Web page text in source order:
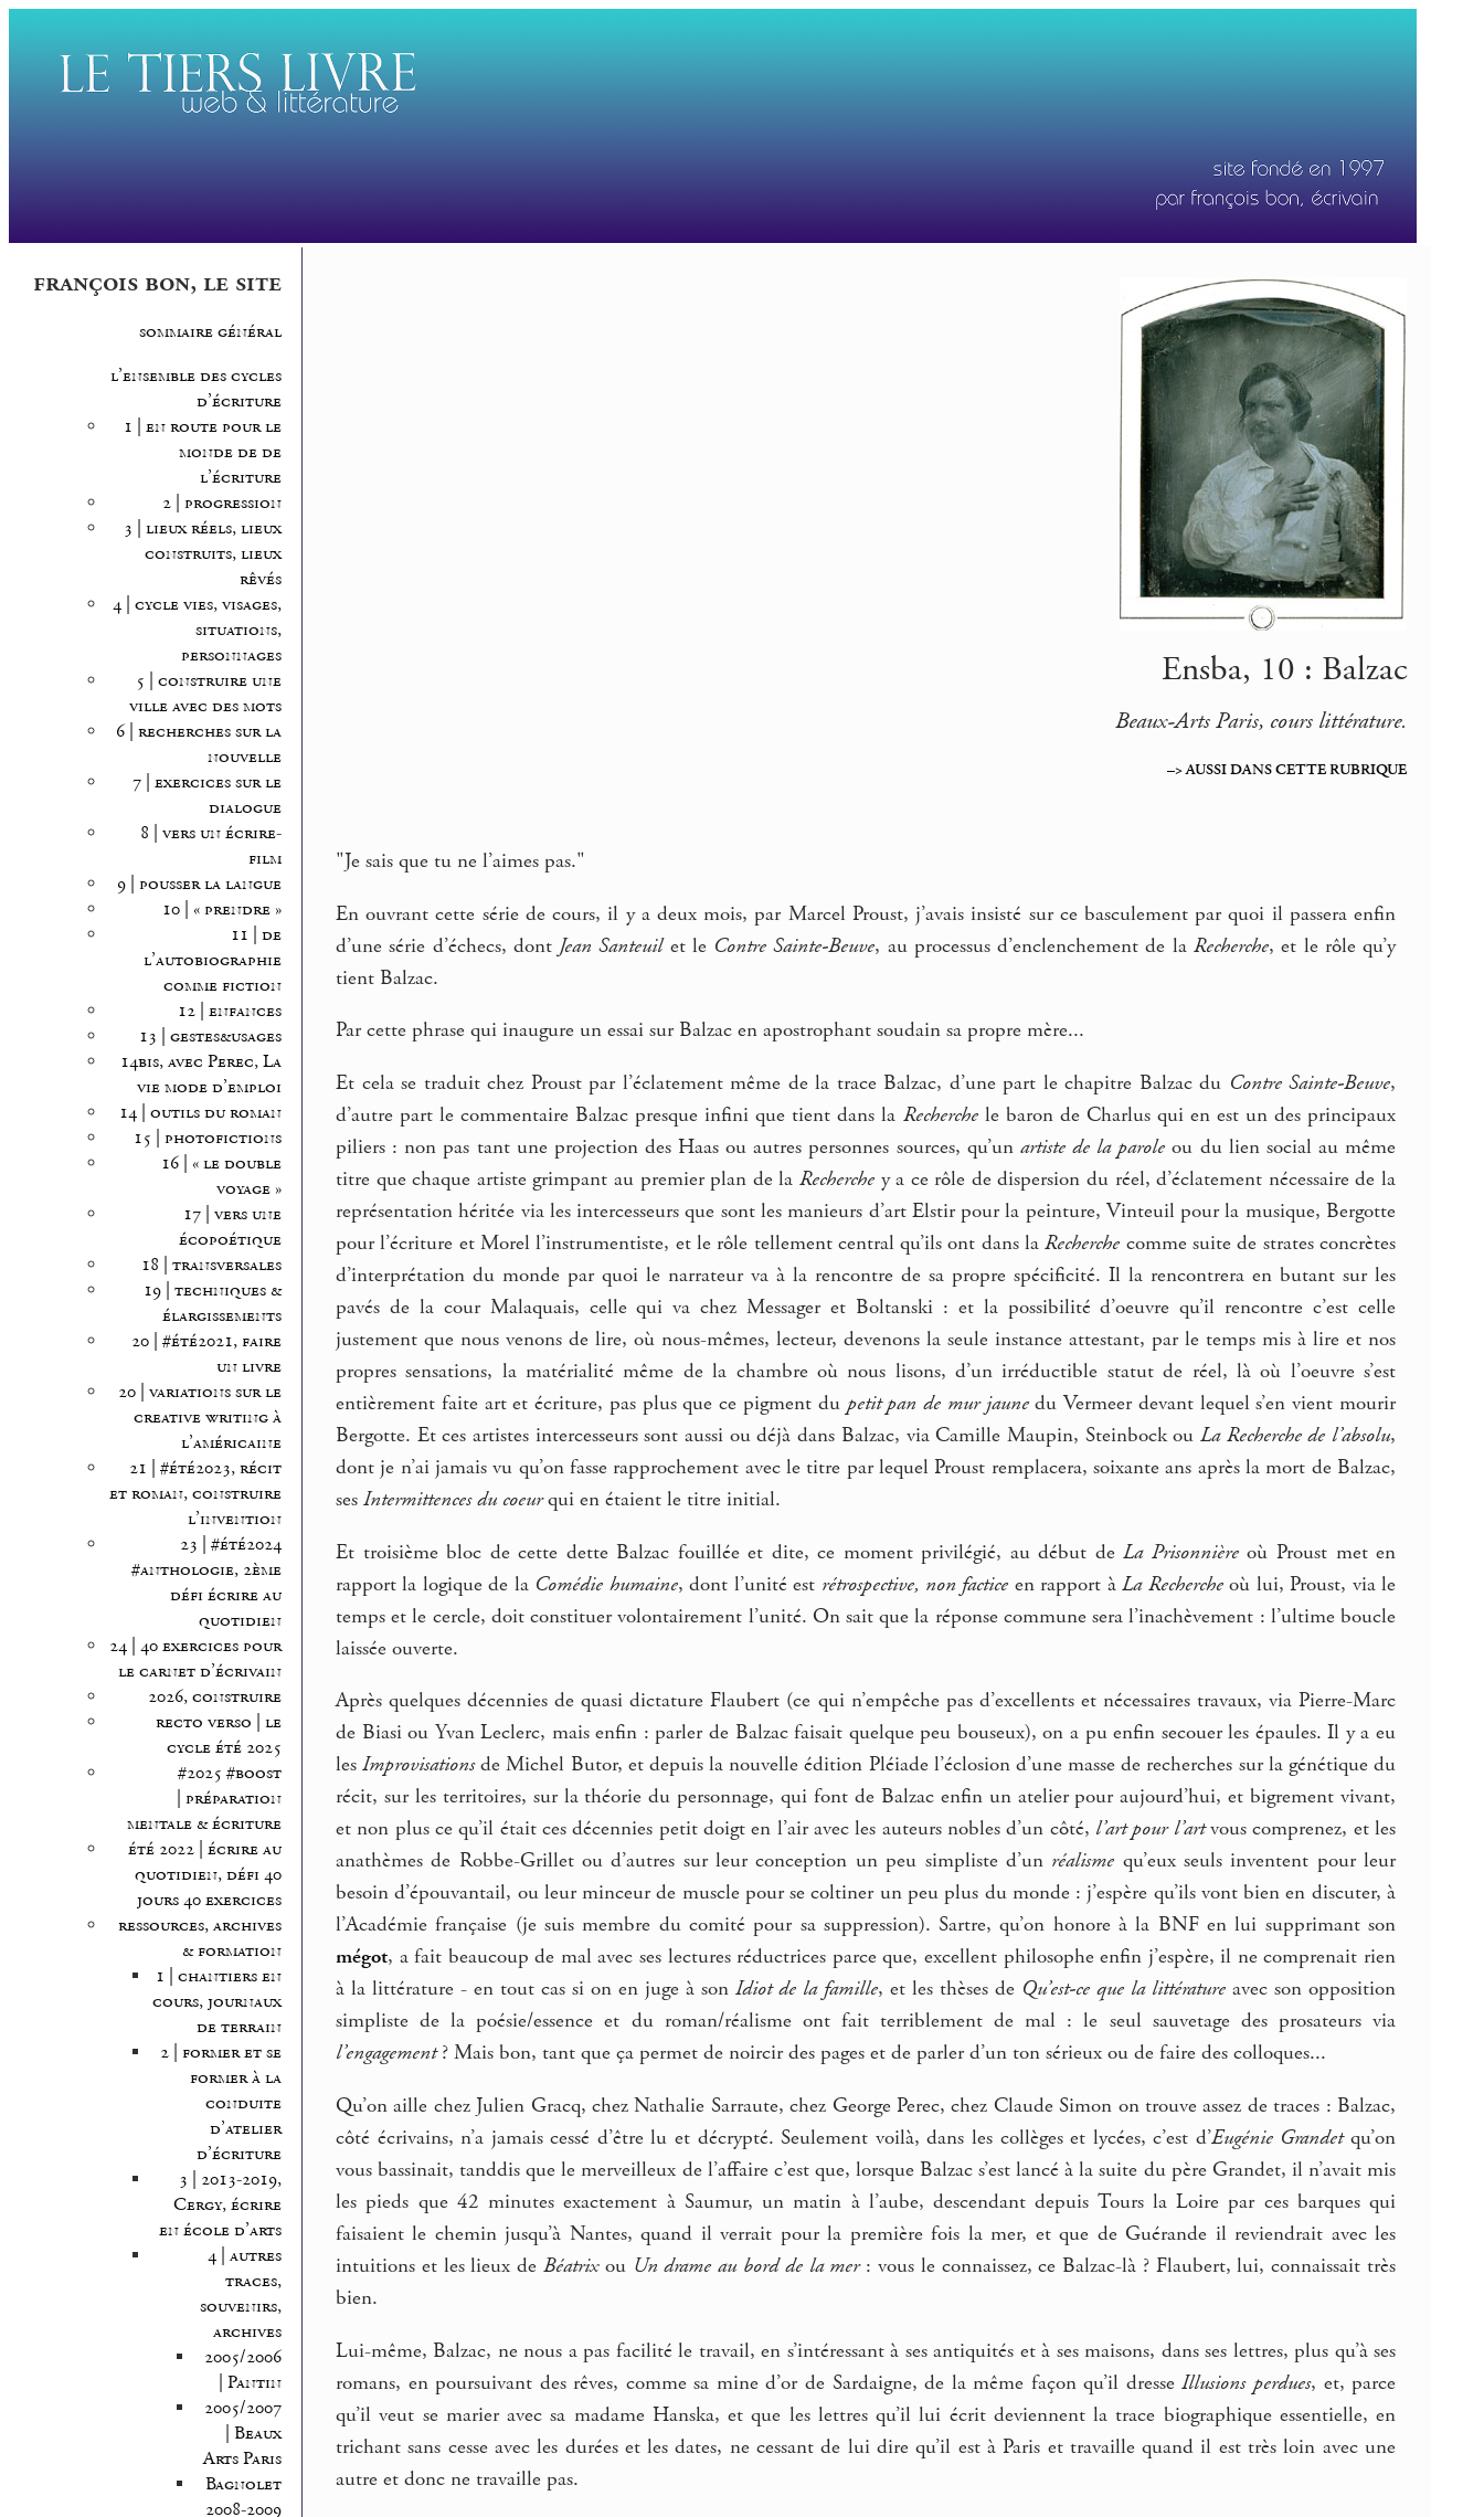
françois bon, le site
sommaire général
l’ensemble des cycles
d’écriture
1 | en route pour le
monde de de
l’écriture
2 | progression
3 | lieux réels, lieux
construits, lieux
rêvés
4 | cycle vies, visages,
situations,
personnages
5 | construire une
ville avec des mots
6 | recherches sur la
nouvelle
7 | exercices sur le
dialogue
8 | vers un écrire-
film
9 | pousser la langue
10 | « prendre »
11 | de
l’autobiographie
comme fiction
12 | enfances
13 | gestes&usages
14bis, avec Perec, La
vie mode d’emploi
14 | outils du roman
15 | photofictions
16 | « le double
voyage »
17 | vers une
écopoétique
18 | transversales
19 | techniques &
élargissements
20 | #été2021, faire
un livre
20 | variations sur le
creative writing à
l’américaine
21 | #été2023, récit
et roman, construire
l’invention
23 | #été2024
#anthologie, 2ème
défi écrire au
quotidien
24 | 40 exercices pour
le carnet d’écrivain
2026, construire
recto verso | le
cycle été 2025
#2025 #boost
| préparation
mentale & écriture
été 2022 | écrire au
quotidien, défi 40
jours 40 exercices
ressources, archives
& formation
1 | chantiers en
cours, journaux
de terrain
2 | former et se
former à la
conduite
d’atelier
d’écriture
3 | 2013-2019,
Cergy, écrire
en école d’arts
4 | autres
traces,
souvenirs,
archives
2005/2006
| Pantin
2005/2007
| Beaux
Arts Paris
Bagnolet
2008-2009
Ensba, 10 : Balzac
Beaux-Arts Paris, cours littérature.
–> AUSSI DANS CETTE RUBRIQUE
"Je sais que tu ne l’aimes pas."
En ouvrant cette série de cours, il y a deux mois, par Marcel Proust, j’avais insisté sur ce basculement par quoi il passera enfin
d’une série d’échecs, dont Jean Santeuilet le Contre Sainte-Beuve, au processus d’enclenchement de la Recherche, et le rôle qu’y
tient Balzac.
Par cette phrase qui inaugure un essai sur Balzac en apostrophant soudain sa propre mère...
Et cela se traduit chez Proust par l’éclatement même de la trace Balzac, d’une part le chapitre Balzac du Contre Sainte-Beuve,
d’autre part le commentaire Balzac presque infini que tient dans la Recherchele baron de Charlus qui en est un des principaux
piliers : non pas tant une projection des Haas ou autres personnes sources, qu’un artiste de la parole ou du lien social au même
titre que chaque artiste grimpant au premier plan de la Recherchey a ce rôle de dispersion du réel, d’éclatement nécessaire de la
représentation héritée via les intercesseurs que sont les manieurs d’art Elstir pour la peinture, Vinteuil pour la musique, Bergotte
pour l’écriture et Morel l’instrumentiste, et le rôle tellement central qu’ils ont dans laRecherche comme suite de strates concrètes
d’interprétation du monde par quoi le narrateur va à la rencontre de sa propre spécificité. Il la rencontrera en butant sur les
pavés de la cour Malaquais, celle qui va chez Messager et Boltanski : et la possibilité d’oeuvre qu’il rencontre c’est celle
justement que nous venons de lire, où nous-mêmes, lecteur, devenons la seule instance attestant, par le temps mis à lire et nos
propres sensations, la matérialité même de la chambre où nous lisons, d’un irréductible statut de réel, là où l’oeuvre s’est
entièrement faite art et écriture, pas plus que ce pigment du petit pan de mur jaunedu Vermeer devant lequel s’en vient mourir
Bergotte. Et ces artistes intercesseurs sont aussi ou déjà dans Balzac, via Camille Maupin, Steinbock ou La Recherche de l’absolu,
dont je n’ai jamais vu qu’on fasse rapprochement avec le titre par lequel Proust remplacera, soixante ans après la mort de Balzac,
ses Intermittences du coeurqui en étaient le titre initial.
Et troisième bloc de cette dette Balzac fouillée et dite, ce moment privilégié, au début deLa Prisonnièreoù Proust met en
rapport la logique de la Comédie humaine, dont l’unité est rétrospective, non factice en rapport àLa Rechercheoù lui, Proust, via le
temps et le cercle, doit constituer volontairement l’unité. On sait que la réponse commune sera l’inachèvement : l’ultime boucle
laissée ouverte.
Après quelques décennies de quasi dictature Flaubert (ce qui n’empêche pas d’excellents et nécessaires travaux, via Pierre-Marc
de Biasi ou Yvan Leclerc, mais enfin : parler de Balzac faisait quelque peu bouseux), on a pu enfin secouer les épaules. Il y a eu
lesImprovisationsde Michel Butor, et depuis la nouvelle édition Pléiade l’éclosion d’une masse de recherches sur la génétique du
récit, sur les territoires, sur la théorie du personnage, qui font de Balzac enfin un atelier pour aujourd’hui, et bigrement vivant,
et non plus ce qu’il était ces décennies petit doigt en l’air avec les auteurs nobles d’un côté, l’art pour l’artvous comprenez, et les
anathèmes de Robbe-Grillet ou d’autres sur leur conception un peu simpliste d’un réalisme qu’eux seuls inventent pour leur
besoin d’épouvantail, ou leur minceur de muscle pour se coltiner un peu plus du monde : j’espère qu’ils vont bien en discuter, à
l’Académie française (je suis membre du comité pour sa suppression). Sartre, qu’on honore à la BNF en lui supprimant son
mégot, a fait beaucoup de mal avec ses lectures réductrices parce que, excellent philosophe enfin j’espère, il ne comprenait rien
à la littérature - en tout cas si on en juge à sonIdiot de la famille, et les thèses de Qu’est-ce que la littérature avec son opposition
simpliste de la poésie/essence et du roman/réalisme ont fait terriblement de mal : le seul sauvetage des prosateurs via
l’engagement? Mais bon, tant que ça permet de noircir des pages et de parler d’un ton sérieux ou de faire des colloques...
Qu’on aille chez Julien Gracq, chez Nathalie Sarraute, chez George Perec, chez Claude Simon on trouve assez de traces : Balzac,
côté écrivains, n’a jamais cessé d’être lu et décrypté. Seulement voilà, dans les collèges et lycées, c’est d’Eugénie Grandetqu’on
vous bassinait, tanddis que le merveilleux de l’affaire c’est que, lorsque Balzac s’est lancé à la suite du père Grandet, il n’avait mis
les pieds que 42 minutes exactement à Saumur, un matin à l’aube, descendant depuis Tours la Loire par ces barques qui
faisaient le chemin jusqu’à Nantes, quand il verrait pour la première fois la mer, et que de Guérande il reviendrait avec les
intuitions et les lieux de Béatrixou Un drame au bord de la mer: vous le connaissez, ce Balzac-là ? Flaubert, lui, connaissait très
bien.
Lui-même, Balzac, ne nous a pas facilité le travail, en s’intéressant à ses antiquités et à ses maisons, dans ses lettres, plus qu’à ses
romans, en poursuivant des rêves, comme sa mine d’or de Sardaigne, de la même façon qu’il dresseIllusions perdues, et, parce
qu’il veut se marier avec sa madame Hanska, et que les lettres qu’il lui écrit deviennent la trace biographique essentielle, en
trichant sans cesse avec les durées et les dates, ne cessant de lui dire qu’il est à Paris et travaille quand il est très loin avec une
autre et donc ne travaille pas.